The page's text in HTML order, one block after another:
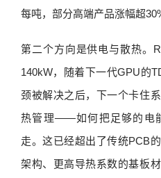
每吨，部分高端产品涨幅超
第二个方向是供电与散热。
140kW，随着下一代GPU的
颈被解决之后，下一个卡住
热管理——如何把足够的电
走。这已经超出了传统PCB
架构、更高导热系数的基板